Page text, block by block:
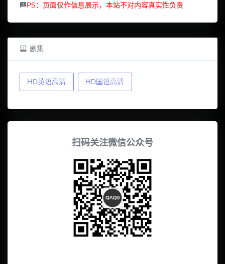
PS：页面仅作信息展示，本站不对内容真实性负责
剧集
HD英语高清 HD国语高清
扫码关注微信公众号